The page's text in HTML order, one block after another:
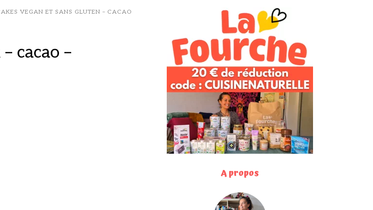
VEGAN ET SANS GLUTEN – CACAO
cacao –
A propos